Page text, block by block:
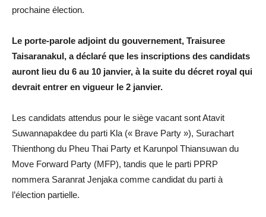
prochaine élection.
Le porte-parole adjoint du gouvernement, Traisuree
Taisaranakul, a déclaré que les inscriptions des candidats
auront lieu du 6 au 10 janvier, à la suite du décret royal qui
devrait entrer en vigueur le 2 janvier.
Les candidats attendus pour le siège vacant sont Atavit
Suwannapakdee du parti Kla (« Brave Party »), Surachart
Thienthong du Pheu Thai Party et Karunpol Thiansuwan du
Move Forward Party (MFP), tandis que le parti PPRP
nommera Saranrat Jenjaka comme candidat du parti à
l’élection partielle.